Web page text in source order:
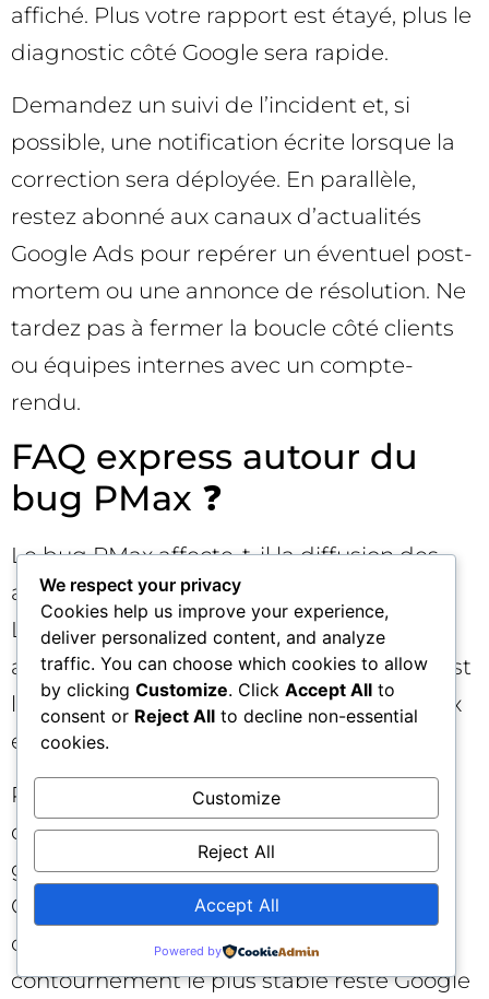
affiché. Plus votre rapport est étayé, plus le
diagnostic côté Google sera rapide.
Demandez un suivi de l’incident et, si
possible, une notification écrite lorsque la
correction sera déployée. En parallèle,
restez abonné aux canaux d’actualités
Google Ads pour repérer un éventuel post-
mortem ou une annonce de résolution. Ne
tardez pas à fermer la boucle côté clients
ou équipes internes avec un compte-
rendu.
FAQ express autour du
bug PMax ❓
Le bug PMax affecte-t-il la diffusion des
annonces ? Dans la majorité des cas, non.
Les campagnes continuent de diffuser
avec les assets actuellement en ligne. C’est
l’édition et l’enregistrement des nouveaux
éléments qui posent problème.
Puis-je créer un nouveau groupe
d’éléments pour contourner l’édition d’un
groupe existant ? Parfois oui, parfois non.
Certains comptes rapportent que la
création passe, d’autres non. Le
contournement le plus stable reste Google
We respect your privacy
Cookies help us improve your experience,
deliver personalized content, and analyze
traffic. You can choose which cookies to allow
by clicking Customize. Click Accept All to
consent or Reject All to decline non-essential
cookies.
Customize
Reject All
Accept All
Powered by